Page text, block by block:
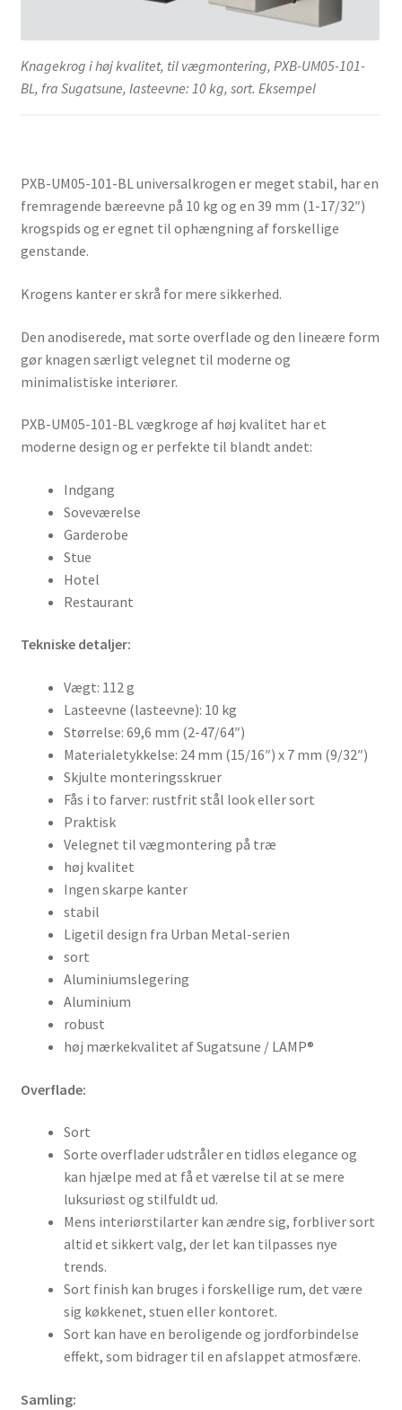
Knagekrog i høj kvalitet, til vægmontering, PXB-UM05-101-
BL, fra Sugatsune, lasteevne: 10 kg, sort. Eksempel
PXB-UM05-101-BL universalkrogen er meget stabil, har en
fremragende bæreevne på 10 kg og en 39 mm (1-17/32″)
krogspids og er egnet til ophængning af forskellige
genstande.
Krogens kanter er skrå for mere sikkerhed.
Den anodiserede, mat sorte overflade og den lineære form
gør knagen særligt velegnet til moderne og
minimalistiske interiører.
PXB-UM05-101-BL vægkroge af høj kvalitet har et
moderne design og er perfekte til blandt andet:
Indgang
Soveværelse
Garderobe
Stue
Hotel
Restaurant
Tekniske detaljer:
Vægt: 112 g
Lasteevne (lasteevne): 10 kg
Størrelse: 69,6 mm (2-47/64″)
Materialetykkelse: 24 mm (15/16″) x 7 mm (9/32″)
Skjulte monteringsskruer
Fås i to farver: rustfrit stål look eller sort
Praktisk
Velegnet til vægmontering på træ
høj kvalitet
Ingen skarpe kanter
stabil
Ligetil design fra Urban Metal-serien
sort
Aluminiumslegering
Aluminium
robust
høj mærkekvalitet af Sugatsune / LAMP®
Overflade:
Sort
Sorte overflader udstråler en tidløs elegance og
kan hjælpe med at få et værelse til at se mere
luksuriøst og stilfuldt ud.
Mens interiørstilarter kan ændre sig, forbliver sort
altid et sikkert valg, der let kan tilpasses nye
trends.
Sort finish kan bruges i forskellige rum, det være
sig køkkenet, stuen eller kontoret.
Sort kan have en beroligende og jordforbindelse
effekt, som bidrager til en afslappet atmosfære.
Samling: